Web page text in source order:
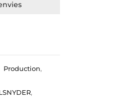
Production,
,